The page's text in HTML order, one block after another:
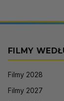
FILMY
Filmy 2028
Filmy 2027